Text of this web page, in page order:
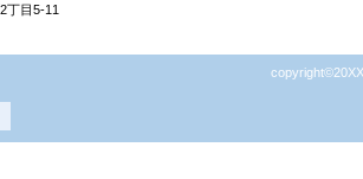
丁目5-11